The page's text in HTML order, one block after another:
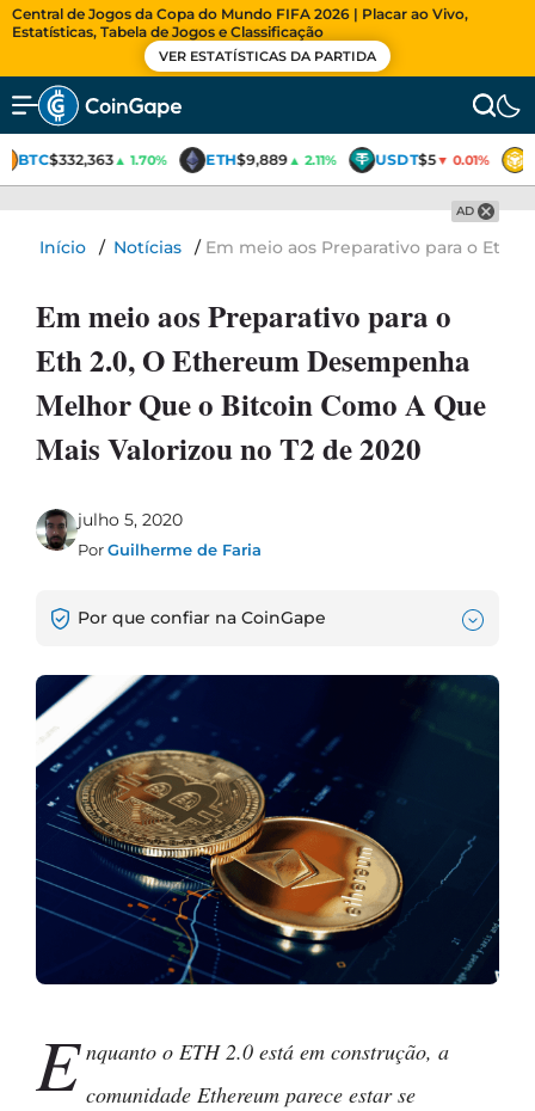
Central de Jogos da Copa do Mundo FIFA 2026 | Placar ao Vivo,
Estatísticas, Tabela de Jogos e Classificação
VER ESTATÍSTICAS DA PARTIDA
BTC$332,363▲ 1.70% ETH$9,889▲ 2.11% USDT$5▼ 0.01%
AD
Início / Notícias / Em meio aos Preparativo para o Eth
Em meio aos Preparativo para o
Eth 2.0, O Ethereum Desempenha
Melhor Que o Bitcoin Como A Que
Mais Valorizou no T2 de 2020
julho 5, 2020
PorGuilherme de Faria
Por que confiar na CoinGape
E nquanto o ETH 2.0 está em construção, a
comunidade Ethereum parece estar se